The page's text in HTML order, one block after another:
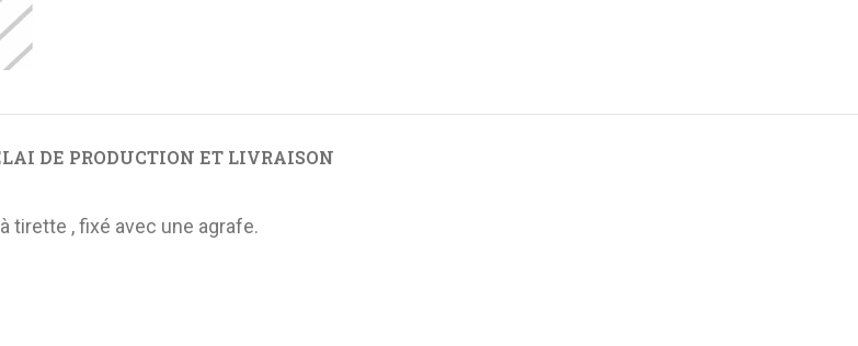
DE PRODUCTION ET LIVRAISON
tirette , fixé avec une agrafe.